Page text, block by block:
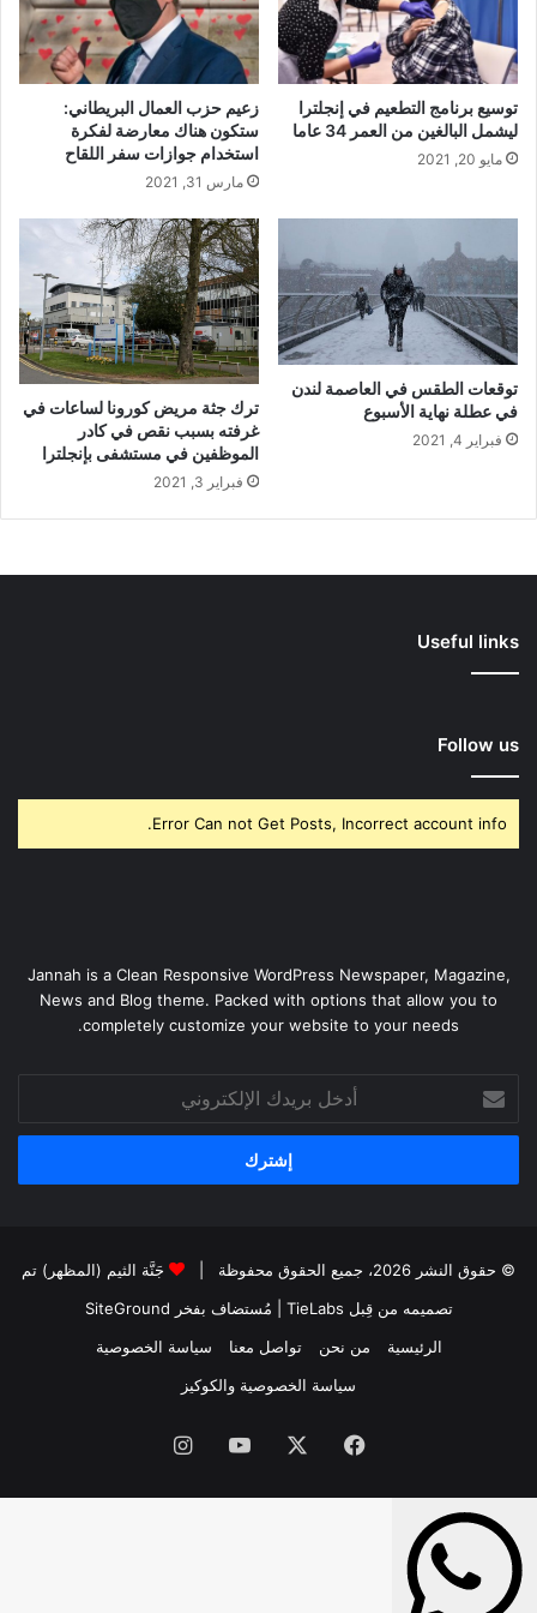
توسيع برنامج التطعيم في إنجلترا
ليشمل البالغين من العمر 34 عاما
مايو 20, 2021
زعيم حزب العمال البريطاني:
ستكون هناك معارضة لفكرة
استخدام جوازات سفر اللقاح
مارس 31, 2021
توقعات الطقس في العاصمة لندن
في عطلة نهاية الأسبوع
فبراير 4, 2021
ترك جثة مريض كورونا لساعات في
غرفته بسبب نقص في كادر
الموظفين في مستشفى بإنجلترا
فبراير 3, 2021
Useful links
Follow us
Error Can not Get Posts, Incorrect account info.
Jannah is a Clean Responsive WordPress Newspaper, Magazine,
News and Blog theme. Packed with options that allow you to
completely customize your website to your needs.
بريدك
الإلكتروني
© حقوق النشر 2026، جميع الحقوق محفوظة |
جَنَّة الثيم (المظهر) تم
تصميمه من قِبل TieLabs
| مُستضاف بفخر SiteGround
الرئيسية
من نحن تواصل معنا
سياسة الخصوصية
سياسة الخصوصية والكوكيز
فيسبوك ‫YouTubeانستقرام